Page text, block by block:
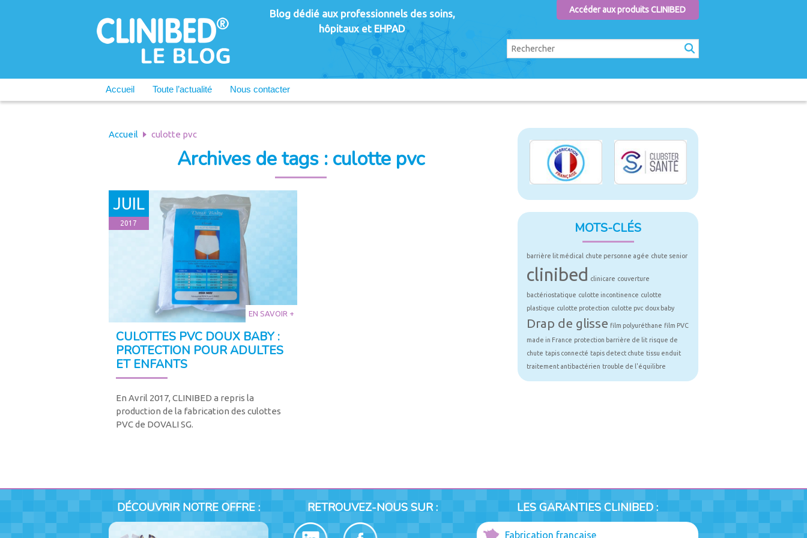
Accéder aux produits CLINIBED
Blog dédié aux professionnels des soins,
hôpitaux et EHPAD
Accueil Toute l’actualité Nous contacter
Accueil culotte pvc
Archives de tags : culotte pvc
JUIL
2017
EN SAVOIR +
CULOTTES PVC DOUX BABY :
PROTECTION POUR ADULTES
ET ENFANTS
En Avril 2017, CLINIBED a repris la
production de la fabrication des culottes
PVC de DOVALI SG.
MOTS-CLÉS
barrière lit médical chute personne agée chute senior
clinibed clinicare couverture
bactériostatique culotte incontinence culotte
plastique culotte protection culotte pvc doux baby
Drap de glisse film polyuréthane film PVC
made in France protection barrière de lit risque de
chute tapis connecté tapis detect chute tissu enduit
traitement antibactérien trouble de l'équilibre
DÉCOUVRIR NOTRE OFFRE : RETROUVEZ-NOUS SUR : LES GARANTIES CLINIBED :
Fabrication française